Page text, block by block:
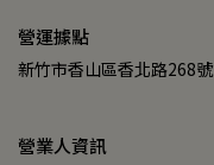
營運據點
新竹市香山區香北路268號
營業人資訊